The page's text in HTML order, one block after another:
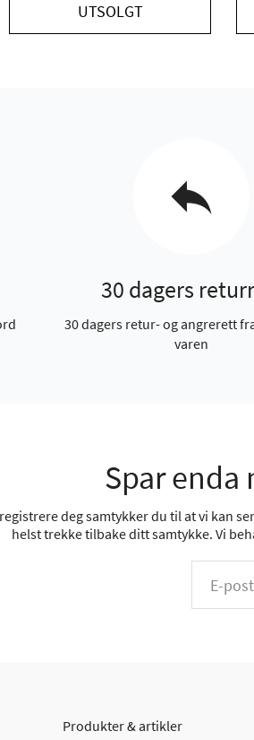
UTSOLGT
30 dagers
30 dagers retur- og angrerett
varen
Spar enda
deg samtykker du til at vi
helst trekke tilbake ditt samtykke. Vi
Produkter & artikler